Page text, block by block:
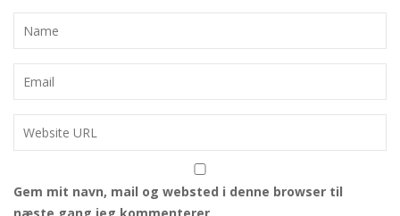
Gem mit navn, mail og websted i denne browser til